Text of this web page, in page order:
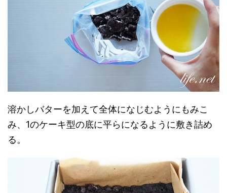
溶かしバターを加えて全体になじむようにもみこ
み、1のケーキ型の底に平らになるように敷き詰め
る。